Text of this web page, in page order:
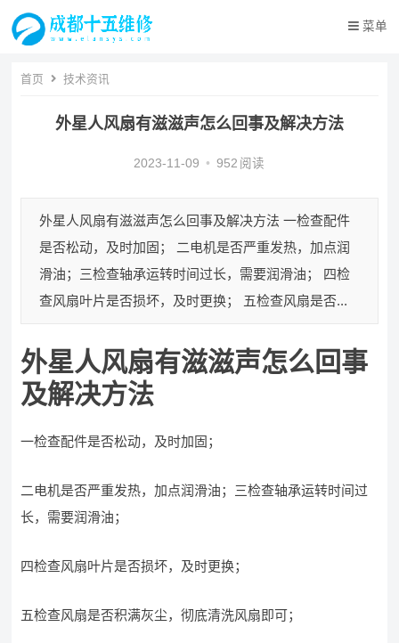
菜单
首页 技术资讯
外星人风扇有滋滋声怎么回事及解决方法
2023-11-09 • 952 阅读
外星人风扇有滋滋声怎么回事及解决方法 一检查配件
是否松动，及时加固； 二电机是否严重发热，加点润
滑油；三检查轴承运转时间过长，需要润滑油； 四检
查风扇叶片是否损坏，及时更换； 五检查风扇是否...
外星人风扇有滋滋声怎么回事
及解决方法
一检查配件是否松动，及时加固；
二电机是否严重发热，加点润滑油；三检查轴承运转时间过
长，需要润滑油；
四检查风扇叶片是否损坏，及时更换；
五检查风扇是否积满灰尘，彻底清洗风扇即可；